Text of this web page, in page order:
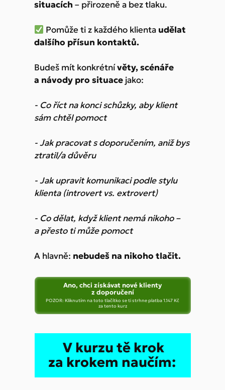
situacích – přirozeně a bez tlaku.
Pomůže ti z každého klienta udělat
dalšího přísun kontaktů.
Budeš mít konkrétnívěty, scénáře
a návody pro situacejako:
- Co říct na konci schůzky, aby klient
sám chtěl pomoct
- Jak pracovat s doporučením, aniž bys
ztratil/a důvěru
- Jak upravit komunikaci podle stylu
klienta (introvert vs. extrovert)
- Co dělat, když klient nemá nikoho –
a přesto ti může pomoct
A hlavně: nebudeš na nikoho tlačit.
Ano, chci získávat nové klienty
z doporučení
POZOR: Kliknutím na toto tlačítko se ti strhne platba 1.147 Kč
za tento kurz
V kurzu tě krok
za krokem naučím: